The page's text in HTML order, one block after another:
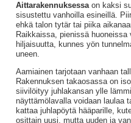
Aittarakennuksessaon kaksi
sisustettu vanhoilla esineillä.
ehkä talon tytär tai piika
Raikkaissa, pienissä huoneissa
hiljaisuutta, kunnes yön
uneen.
Aamiainen tarjotaan vanhaan
Rakennuksen takaosassa on
siivilöityy juhlakansan ylle
näyttämölavalla voidaan laulaa
kattaa juhlapöytä hääparille,
osittain uusi, mutta uuden ja